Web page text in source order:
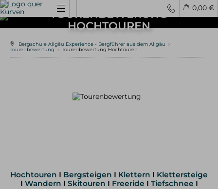
0,00 €
Spontantouren Privattouren Tourenfinder
leichte Hochtouren
Klettern in den Alpen
Kletterreisen
TOURENBEWERUNG
HOCHTOUREN
Bergschule Allgäu Experience - Bergführer aus dem Allgäu
›
Tourenbewertung
› Tourenbewertung Hochtouren
Hochtouren I Bergsteigen I Klettern I Klettersteige
I Wandern I Skitouren I Freeride I Tiefschnee I